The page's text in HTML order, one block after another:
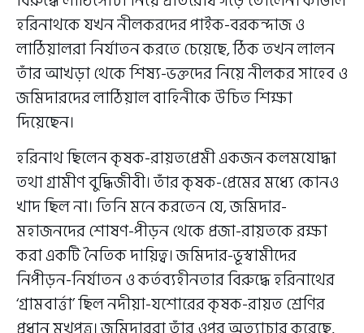
হরিনাথকে যখন নীলকরদের পাইক-বরকন্দাজ ও
লাঠিয়ালরা নির্যাতন করতে চেয়েছে, ঠিক তখন লালন
তাঁর আখড়া থেকে শিষ্য-ভক্তদের নিয়ে নীলকর সাহেব ও
জমিদারদের লাঠিয়াল বাহিনীকে উচিত শিক্ষা
দিয়েছেন।
হরিনাথ ছিলেন কৃষক-রায়তপ্রেমী একজন কলমযোদ্ধা
তথা গ্রামীণ বুদ্ধিজীবী। তাঁর কৃষক-প্রেমের মধ্যে কোনও
খাদ ছিল না। তিনি মনে করতেন যে, জমিদার-
মহাজনদের শোষণ-পীড়ন থেকে প্রজা-রায়তকে রক্ষা
করা একটি নৈতিক দায়িত্ব। জমিদার-ভূস্বামীদের
নিপীড়ন-নির্যাতন ও কর্তব্যহীনতার বিরুদ্ধে হরিনাথের
‘গ্রামবার্ত্তা’ ছিল নদীয়া-যশোরের কৃষক-রায়ত শ্রেণির